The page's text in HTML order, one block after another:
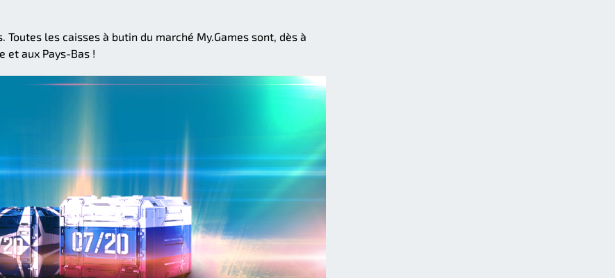
Toutes les caisses à butin du marché My.Games sont, dès à
et aux Pays-Bas !